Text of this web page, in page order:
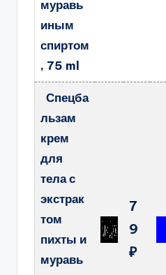
муравь
иным
спиртом
, 75 ml
Спецба
льзам
крем
для
тела с
экстрак
том
пихты и
муравь
7
9
₽